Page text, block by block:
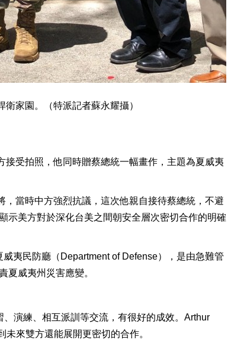
家園。（特派記者蘇永耀攝）
受拍照，他同時贈蔡總統一幅畫作，主題為夏威夷
當時中方強烈抗議，這次他親自接待蔡總統，不避
示美方對於深化台美之間朝安全層次密切合作的明確
夷民防廳（Department of Defense），是由急難管
夏威夷州災害應變。
演練、相互派訓等交流，有很好的成效。Arthur
來雙方還能展開更密切的合作。